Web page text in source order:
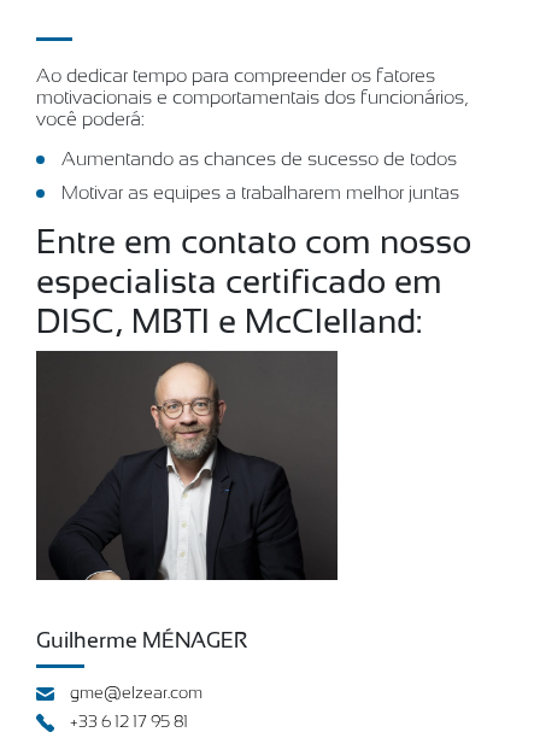
Ao dedicar tempo para compreender os fatores
motivacionais e comportamentais dos funcionários,
você poderá:
Aumentando as chances de sucesso de todos
Motivar as equipes a trabalharem melhor juntas
Entre em contato com nosso
especialista certificado em
DISC, MBTI e McClelland:
Guilherme MÉNAGER
gme@elzear.com
+33 6 12 17 95 81